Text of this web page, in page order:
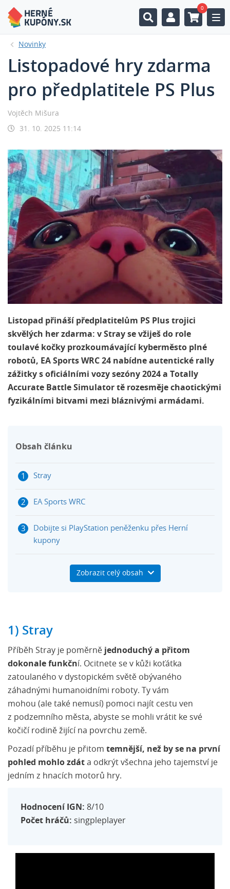
0
Novinky
Listopadové hry zdarma
pro předplatitele PS Plus
Vojtěch Mišura
31. 10. 2025 11:14
Listopad přináší předplatitelům PS Plus trojici
skvělých her zdarma: v Stray se vžiješ do role
toulavé kočky prozkoumávající kyberměsto plné
robotů, EA Sports WRC 24 nabídne autentické rally
zážitky s oficiálními vozy sezóny 2024 a Totally
Accurate Battle Simulator tě rozesměje chaotickými
fyzikálními bitvami mezi bláznivými armádami.
Obsah článku
Stray
EA Sports WRC
Dobijte si PlayStation peněženku přes Herní
kupony
Totally Accurate Battle Simulator
Zobrazit celý obsah
1) Stray
Příběh Stray je poměrně jednoduchý a přitom
dokonale funkční. Ocitnete se v kůži koťátka
zatoulaného v dystopickém světě obývaného
záhadnými humanoidními roboty. Ty vám
mohou (ale také nemusí) pomoci najít cestu ven
z podzemního města, abyste se mohli vrátit ke své
kočičí rodině žijící na povrchu země.
Pozadí příběhu je přitom temnější, než by se na první
pohled mohlo zdát a odkrýt všechna jeho tajemství je
jedním z hnacích motorů hry.
Hodnocení IGN: 8/10
Počet hráčů: singpleplayer